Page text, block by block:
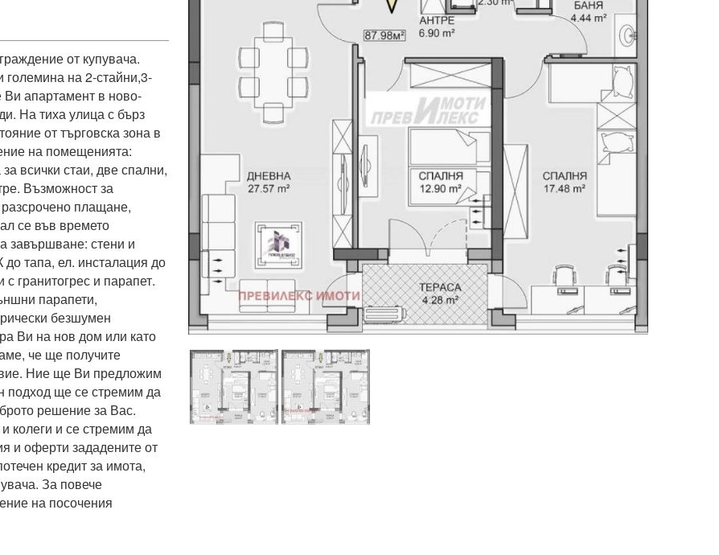
от купувача.
на 2-стайни,3-
Ви апартамент в ново-
На тиха улица с бърз
от търговска зона в
на помещенията:
всички стаи, две спални,
Възможност за
плащане,
се във времето
завършване: стени и
тапа, ел. инсталация до
гранитогрес и парапет.
парапети,
безшумен
Ви на нов дом или като
че ще получите
Ние ще Ви предложим
подход ще се стремим да
решение за Вас.
колеги и се стремим да
и оферти зададените от
кредит за имота,
За повече
на посочения